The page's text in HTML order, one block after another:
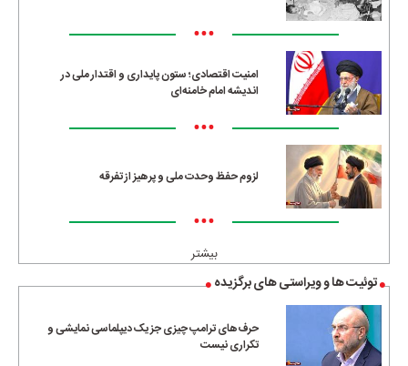
•••
امنیت اقتصادی؛ ستون پایداری و اقتدار ملی در
اندیشه امام خامنه‌ای
•••
لزوم حفظ وحدت ملی و پرهیز از تفرقه
•••
بیشتر
توئیت ها و ویراستی های برگزیده
حرف‌های ترامپ چیزی جز یک دیپلماسی نمایشی و
تکراری نیست